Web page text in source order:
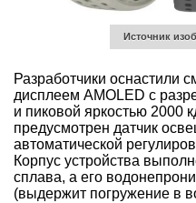
Источник
Разработчики оснастили
дисплеем AMOLED с
и пиковой яркостью 2000
предусмотрен датчик
автоматической
Корпус устройства
сплава, а его
(выдержит погружение в